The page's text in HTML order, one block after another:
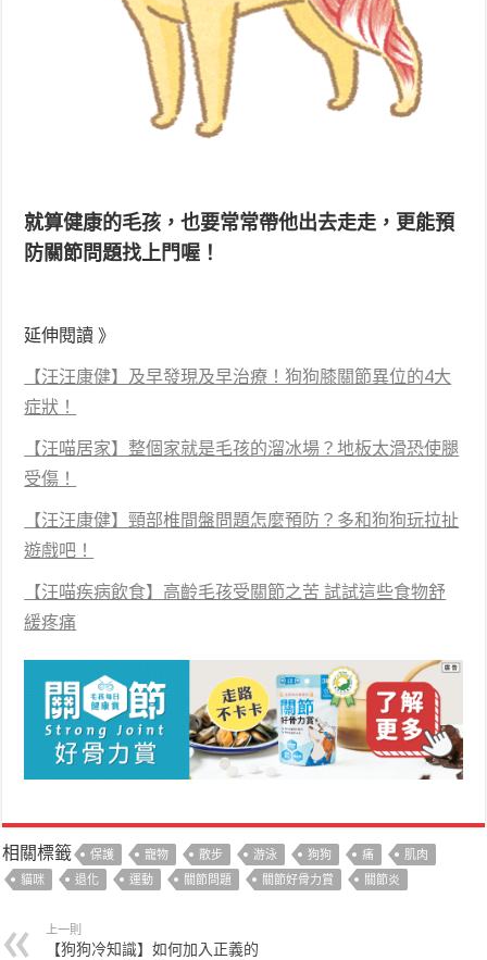
就算健康的毛孩，也要常常帶他出去走走，更能預
防關節問題找上門喔！
延伸閱讀 》
【汪汪康健】及早發現及早治療！狗狗膝關節異位的4大
症狀！
【汪喵居家】整個家就是毛孩的溜冰場？地板太滑恐使腿
受傷！
【汪汪康健】頸部椎間盤問題怎麼預防？多和狗狗玩拉扯
遊戲吧！
【汪喵疾病飲食】高齡毛孩受關節之苦 試試這些食物舒
緩疼痛
相關標籤 保護 寵物 散步 游泳 狗狗 痛
肌肉
貓咪
退化 運動 關節問題 關節好骨力賞 關節炎
上一則
【狗狗冷知識】如何加入正義的